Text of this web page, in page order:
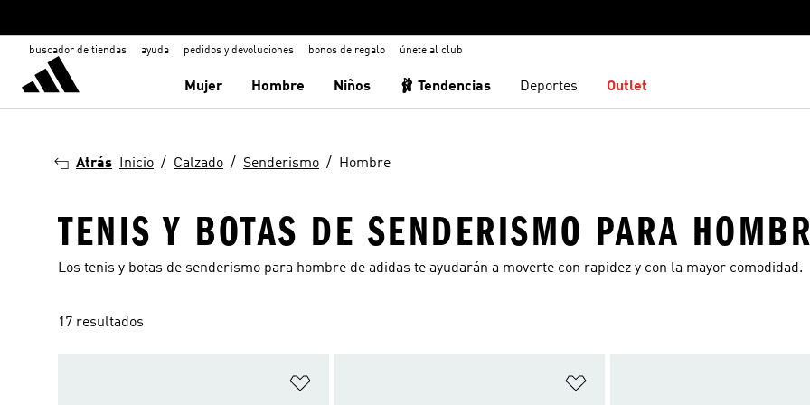
buscador de tiendas ayuda pedidos y devoluciones bonos de regalo únete al club
Mujer Hombre Niños 🩰 Tendencias Deportes Outlet
Atrás Inicio Calzado Senderismo Hombre
TENIS Y BOTAS DE SENDERISMO PARA
Los tenis y botas de senderismo para hombre de adidas te ayudarán a moverte con rapidez y con la mayor comodidad.
17 resultados